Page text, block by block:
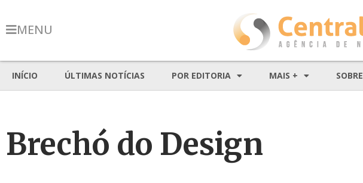
MENU
INÍCIO ÚLTIMAS NOTÍCIAS POR EDITORIA MAIS + SOBRE
Brechó do Design